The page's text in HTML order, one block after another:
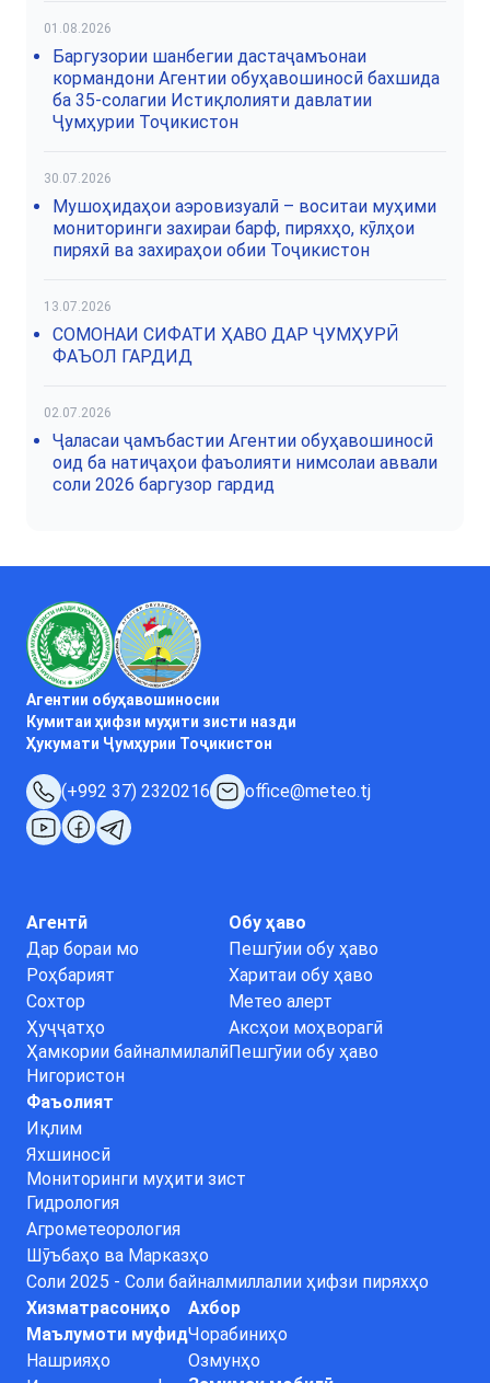
01.08.2026
Баргузории шанбегии дастаҷамъонаи
кормандони Агентии обуҳавошиносӣ бахшида
ба 35-солагии Истиқлолияти давлатии
Ҷумҳурии Тоҷикистон
30.07.2026
Мушоҳидаҳои аэровизуалӣ – воситаи муҳими
мониторинги захираи барф, пиряхҳо, кӯлҳои
пиряхӣ ва захираҳои обии Тоҷикистон
13.07.2026
СОМОНАИ СИФАТИ ҲАВО ДАР ҶУМҲУРӢ
ФАЪОЛ ГАРДИД
02.07.2026
Ҷаласаи ҷамъбастии Агентии обуҳавошиносӣ
оид ба натиҷаҳои фаъолияти нимсолаи аввали
соли 2026 баргузор гардид
Агентии обуҳавошиносии
Кумитаи ҳифзи муҳити зисти назди
Ҳукумати Ҷумҳурии Тоҷикистон
(+992 37) 2320216 office@meteo.tj
Агентӣ
Дар бораи мо
Роҳбарият
Сохтор
Ҳуҷҷатҳо
Ҳамкории байналмилалӣ
Нигористон
Обу ҳаво
Пешгӯии обу ҳаво
Харитаи обу ҳаво
Метео алерт
Аксҳои моҳворагӣ
Пешгӯии обу ҳаво
Фаъолият
Иқлим
Яхшиносӣ
Мониторинги муҳити зист
Гидрология
Агрометеорология
Шӯъбаҳо ва Марказҳо
Соли 2025 - Соли байналмиллалии ҳифзи пиряхҳо
Хизматрасониҳо
Маълумоти муфид
Нашрияҳо
Ахбор
Чорабиниҳо
Озмунҳо